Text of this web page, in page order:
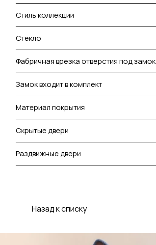
Стиль коллекции
Стекло
Фабричная врезка отверстия под замок
Замок входит в комплект
Материал покрытия
Скрытые двери
Раздвижные двери
Назад к списку